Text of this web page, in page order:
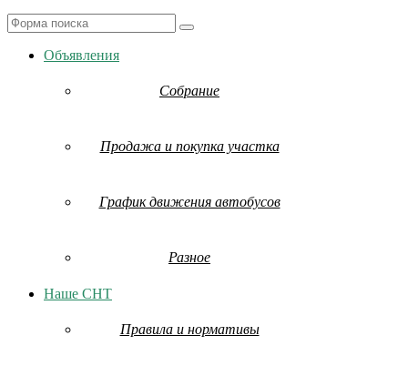
Search
Объявления
Собрание
Продажа и покупка участка
График движения автобусов
Разное
Наше СНТ
Правила и нормативы